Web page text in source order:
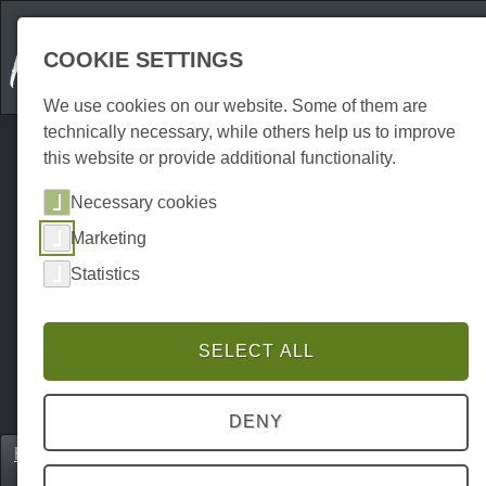
Home Gastronomie
Eventlocations
COOKIE SETTINGS
We use cookies on our website. Some of them are
technically necessary, while others help us to improve
this website or provide additional functionality.
Necessary cookies
Marketing
Statistics
SELECT ALL
DENY